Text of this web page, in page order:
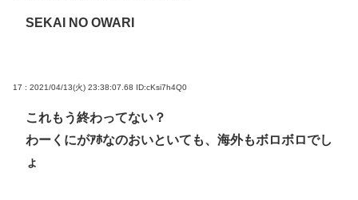
SEKAI NO OWARI
17 : 2021/04/13(火) 23:38:07.68 ID:cKsi7h4Q0
これもう終わってない？
わーくにがｱﾎなのおいといても、海外もボロボロでし
ょ